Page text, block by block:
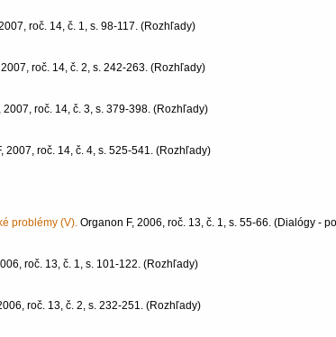
roč. 14, č. 1, s. 98-117. (Rozhľady)
roč. 14, č. 2, s. 242-263. (Rozhľady)
2007, roč. 14, č. 3, s. 379-398. (Rozhľady)
2007, roč. 14, č. 4, s. 525-541. (Rozhľady)
problémy (V). Organon F, 2006, roč. 13, č. 1, s. 55-66. (Dialógy -
roč. 13, č. 1, s. 101-122. (Rozhľady)
roč. 13, č. 2, s. 232-251. (Rozhľady)